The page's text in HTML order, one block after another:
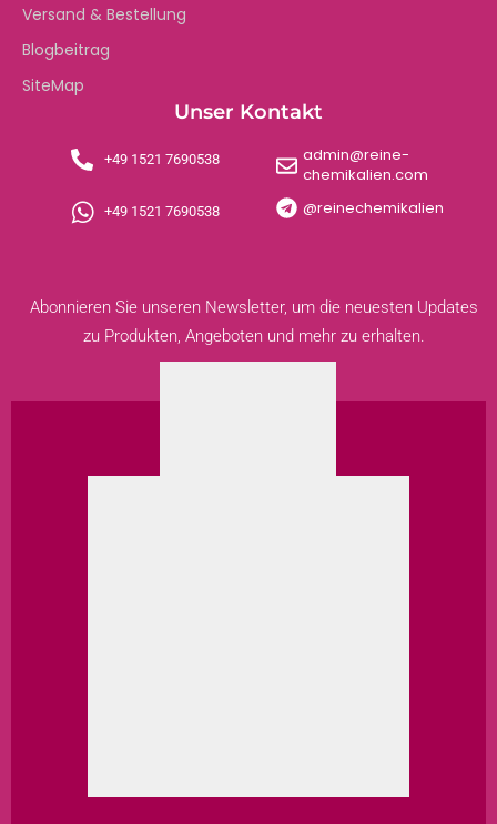
Versand & Bestellung
Blogbeitrag
SiteMap
Unser Kontakt
+49 1521 7690538
+49 1521 7690538
admin@reine-
chemikalien.com
@reinechemikalien
Abonnieren Sie unseren Newsletter, um die neuesten Updates
zu Produkten, Angeboten und mehr zu erhalten.